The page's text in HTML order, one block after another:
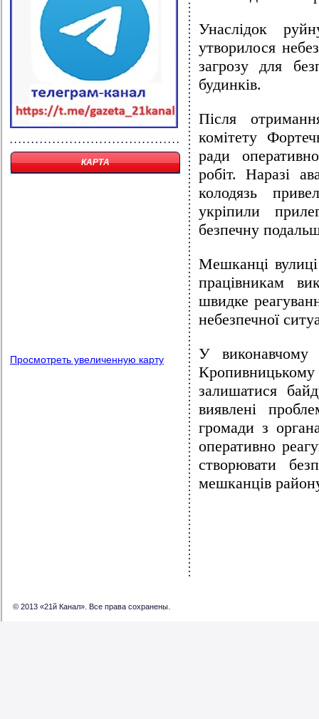
КАРТА
Просмотреть увеличенную карту
Унаслідок
утворилося
загрозу для
будинків.
Після
комітету
ради
робіт. Наразі
колодязь
укріпили
безпечну
Мешканці
працівникам
швидке
небезпечної
У виконавчому
залишатися
виявлені
громади з
оперативно
створювати
мешканців
© 2013 «21й Канал». Все права сохранены.